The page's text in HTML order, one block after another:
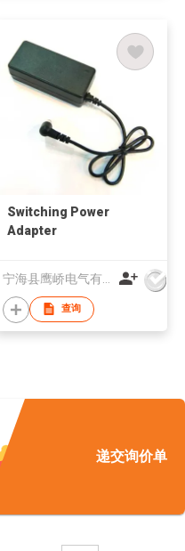
Switching Power
Adapter
查询
递交询价单